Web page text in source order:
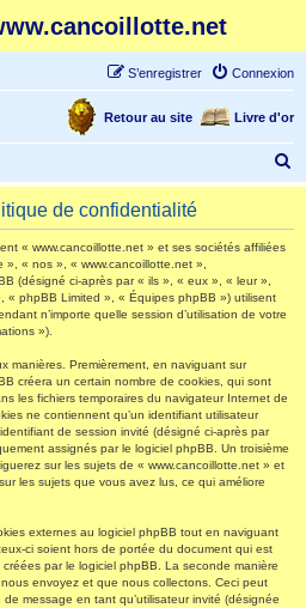
Connexion
S’enregistrer
Livre d'or
Retour au site
e
de confidentialité
« www.cancoillotte.net » et ses sociétés affiliées
« nos », « www.cancoillotte.net »,
(désigné ci-après par « ils », « eux », « leur »,
« phpBB Limited », « Équipes phpBB ») utilisent
n’importe quelle session d’utilisation de votre
»).
manières. Premièrement, en naviguant sur
créera un certain nombre de cookies, qui sont
les fichiers temporaires du navigateur Internet de
ne contiennent qu’un identifiant utilisateur
de session invité (désigné ci-après par
assignés par le logiciel phpBB. Un troisième
sur les sujets de « www.cancoillotte.net » et
les sujets que vous avez lus, ce qui améliore
externes au logiciel phpBB tout en naviguant
ci soient hors de portée du document qui est
par le logiciel phpBB. La seconde manière
envoyez et que nous collectons. Ceci peut
message en tant qu’utilisateur invité (désignée